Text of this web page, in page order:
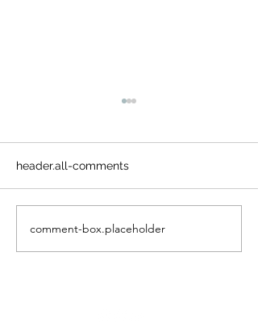
คอลัมน์"จับชีพจรวงการ
พระ"ประจำพุธที่ 29
header.all-comments
comment-box.placeholder